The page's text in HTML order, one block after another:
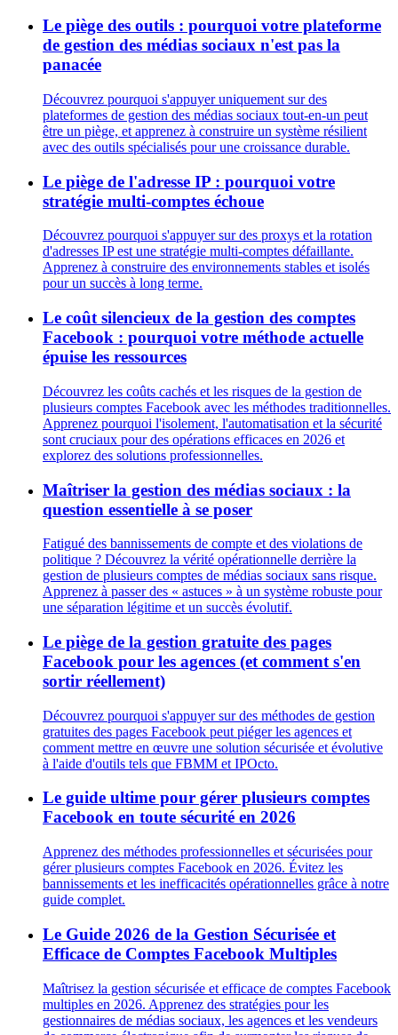
Le piège des outils : pourquoi votre plateforme
de gestion des médias sociaux n'est pas la
panacée
Découvrez pourquoi s'appuyer uniquement sur des
plateformes de gestion des médias sociaux tout-en-un peut
être un piège, et apprenez à construire un système résilient
avec des outils spécialisés pour une croissance durable.
Le piège de l'adresse IP : pourquoi votre
stratégie multi-comptes échoue
Découvrez pourquoi s'appuyer sur des proxys et la rotation
d'adresses IP est une stratégie multi-comptes défaillante.
Apprenez à construire des environnements stables et isolés
pour un succès à long terme.
Le coût silencieux de la gestion des comptes
Facebook : pourquoi votre méthode actuelle
épuise les ressources
Découvrez les coûts cachés et les risques de la gestion de
plusieurs comptes Facebook avec les méthodes traditionnelles.
Apprenez pourquoi l'isolement, l'automatisation et la sécurité
sont cruciaux pour des opérations efficaces en 2026 et
explorez des solutions professionnelles.
Maîtriser la gestion des médias sociaux : la
question essentielle à se poser
Fatigué des bannissements de compte et des violations de
politique ? Découvrez la vérité opérationnelle derrière la
gestion de plusieurs comptes de médias sociaux sans risque.
Apprenez à passer des « astuces » à un système robuste pour
une séparation légitime et un succès évolutif.
Le piège de la gestion gratuite des pages
Facebook pour les agences (et comment s'en
sortir réellement)
Découvrez pourquoi s'appuyer sur des méthodes de gestion
gratuites des pages Facebook peut piéger les agences et
comment mettre en œuvre une solution sécurisée et évolutive
à l'aide d'outils tels que FBMM et IPOcto.
Le guide ultime pour gérer plusieurs comptes
Facebook en toute sécurité en 2026
Apprenez des méthodes professionnelles et sécurisées pour
gérer plusieurs comptes Facebook en 2026. Évitez les
bannissements et les inefficacités opérationnelles grâce à notre
guide complet.
Le Guide 2026 de la Gestion Sécurisée et
Efficace de Comptes Facebook Multiples
Maîtrisez la gestion sécurisée et efficace de comptes Facebook
multiples en 2026. Apprenez des stratégies pour les
gestionnaires de médias sociaux, les agences et les vendeurs